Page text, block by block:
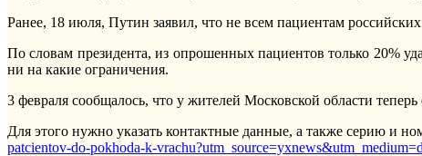
Ранее, 18 июля, Путин заявил, что не всем пациентам
По словам президента, из опрошенных пациентов только 20%
ни на какие ограничения.
3 февраля сообщалось, что у жителей Московской области
Для этого нужно указать контактные данные, а также серию и
patcientov-do-pokhoda-k-